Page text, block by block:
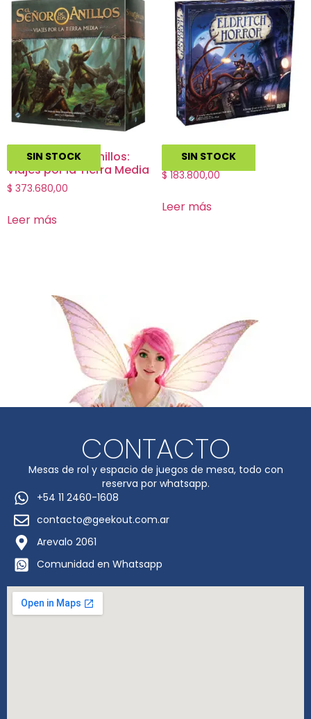
SIN STOCK
El Señor de los Anillos:
Viajes por la Tierra Media
$ 373.680,00
Leer más
SIN STOCK
Eldritch Horror
$183.800,00
Leer más
CONTACTO
Mesas de rol y espacio de juegos de mesa, todo con
reserva por whatsapp.
+54 11 2460-1608
contacto@geekout.com.ar
Arevalo 2061
Comunidad en Whatsapp